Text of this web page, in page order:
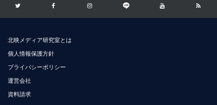
北映メディア研究室とは
個人情報保護方針
プライバシーポリシー
運営会社
資料請求